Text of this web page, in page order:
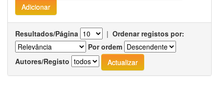
Resultados/Página | Ordenar registos por:
Por ordem
Autores/Registo